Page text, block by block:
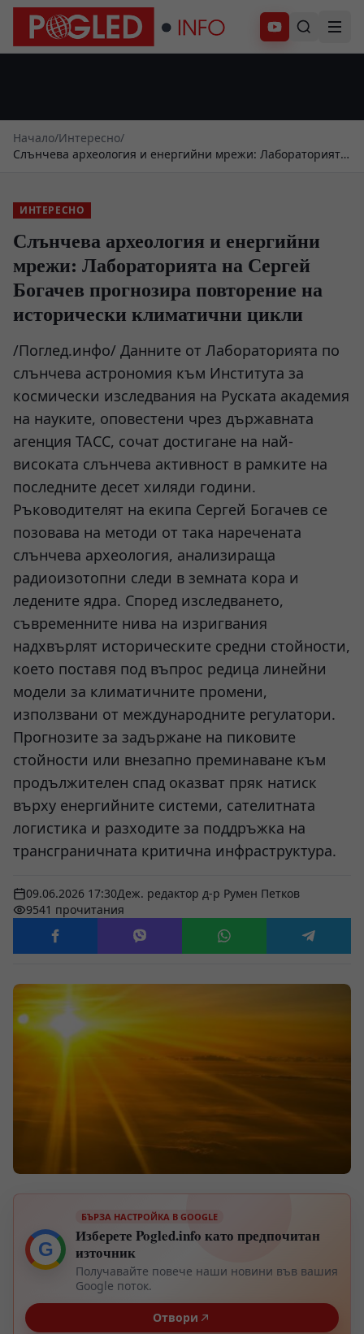
Абонирай се
Начало/Интересно/
Слънчева археология и енергийни мрежи: Лабораторията
ИНТЕРЕСНО
Слънчева археология и енергийни
мрежи: Лабораторията на Сергей
Богачев прогнозира повторение на
исторически климатични цикли
/Поглед.инфо/ Данните от Лабораторията по
слънчева астрономия към Института за
космически изследвания на Руската академия
на науките, оповестени чрез държавната
агенция ТАСС, сочат достигане на най-
високата слънчева активност в рамките на
последните десет хиляди години.
Ръководителят на екипа Сергей Богачев се
позовава на методи от така наречената
слънчева археология, анализираща
радиоизотопни следи в земната кора и
ледените ядра. Според изследването,
съвременните нива на изригвания
надхвърлят историческите средни стойности,
което поставя под въпрос редица линейни
модели за климатичните промени,
използвани от международните регулатори.
Прогнозите за задържане на пиковите
стойности или внезапно преминаване към
продължителен спад оказват пряк натиск
върху енергийните системи, сателитната
логистика и разходите за поддръжка на
трансграничната критична инфраструктура.
09.06.2026 17:30Деж. редактор д-р Румен Петков
9541 прочитания
G
БЪРЗА НАСТРОЙКА В GOOGLE
Изберете Pogled.info като предпочитан
източник
Получавайте повече наши новини във вашия
Google поток.
Отвори